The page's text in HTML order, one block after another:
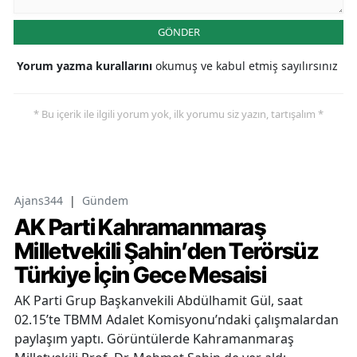
GÖNDER
Yorum yazma kurallarını okumuş ve kabul etmiş sayılırsınız
* Bu içerik ile ilgili yorum yok, ilk yorumu siz yazın, tartışalım *
Ajans344 | Gündem
AK Parti Kahramanmaraş
Milletvekili Şahin’den Terörsüz
Türkiye İçin Gece Mesaisi
AK Parti Grup Başkanvekili Abdülhamit Gül, saat
02.15’te TBMM Adalet Komisyonu’ndaki çalışmalardan
paylaşım yaptı. Görüntülerde Kahramanmaraş